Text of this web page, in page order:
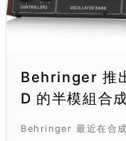
Behringer 推
D 的半模組合
Behringer 最近在合